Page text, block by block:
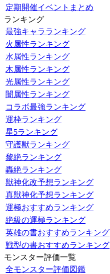
定期開催イベントまとめ
ランキング
最強キャラランキング
火属性ランキング
水属性ランキング
木属性ランキング
光属性ランキング
闇属性ランキング
コラボ最強ランキング
運枠ランキング
星5ランキング
守護獣ランキング
黎絶ランキング
轟絶ランキング
獣神化改予想ランキング
真獣神化予想ランキング
運極おすすめランキング
絶級の運極ランキング
英雄の書おすすめランキング
戦型の書おすすめランキング
モンスター評価一覧
全モンスター評価図鑑